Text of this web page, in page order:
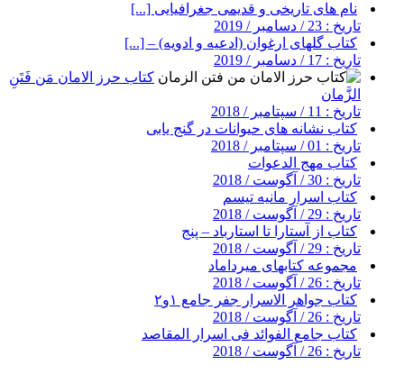
نام های تاریخی و قدیمی جغرافیایی [...]
تاریخ : 23 / دسامبر / 2019
کتاب گلهای ارغوان (ادعیه و ادویه) – [...]
تاریخ : 17 / دسامبر / 2019
کتاب حرز الامان مَن فَتَنِ
الزَّمان
تاریخ : 11 / سپتامبر / 2018
کتاب نشانه های حیوانات در گنج یابی
تاریخ : 01 / سپتامبر / 2018
کتاب مهج الدعوات
تاریخ : 30 / آگوست / 2018
کتاب اسرار مانیه تیسم
تاریخ : 29 / آگوست / 2018
کتاب از آستارا تا استارباد – پنج
تاریخ : 29 / آگوست / 2018
مجموعه کتابهای میرداماد
تاریخ : 26 / آگوست / 2018
کتاب جواهر الاسرار جفر جامع ۱و۲
تاریخ : 26 / آگوست / 2018
کتاب جامع الفوائد فی اسرار المقاصد
تاریخ : 26 / آگوست / 2018